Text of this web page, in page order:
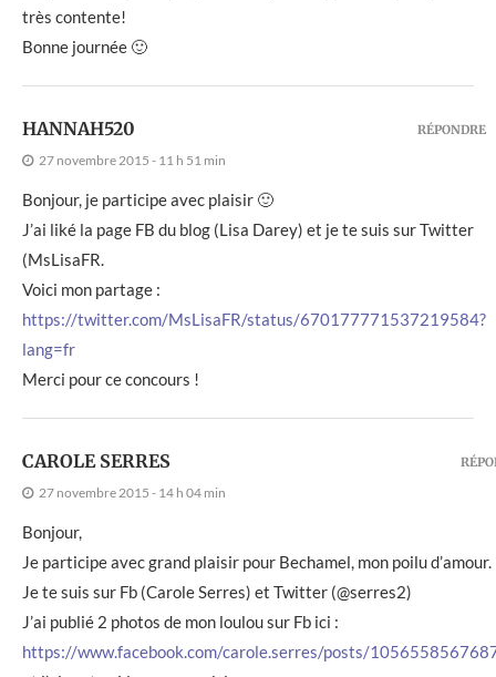
très contente!
Bonne journée 🙂
HANNAH520
27 novembre 2015 - 11 h 51 min
Bonjour, je participe avec plaisir 🙂
J’ai liké la page FB du blog (Lisa Darey) et je te suis sur Twitter
(MsLisaFR.
Voici mon partage :
https://twitter.com/MsLisaFR/status/670177771537219584?
lang=fr
Merci pour ce concours !
RÉPONDRE
CAROLE SERRES
27 novembre 2015 - 14 h 04 min
Bonjour,
Je participe avec grand plaisir pour Bechamel, mon poilu d’amour.
Je te suis sur Fb (Carole Serres) et Twitter (@serres2)
J’ai publié 2 photos de mon loulou sur Fb ici :
https://www.facebook.com/carole.serres/posts/